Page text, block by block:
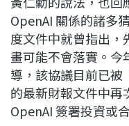
OpenAI 關係的諸多
度文件中就曾指出，
畫可能不會落實。今
導，該協議目前已被
的最新財報文件中再
OpenAI 簽署投資或